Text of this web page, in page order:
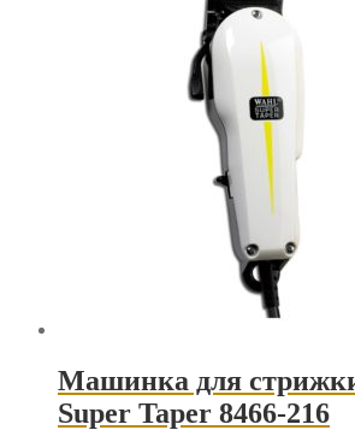
Машинка для
Super Taper 8466-216